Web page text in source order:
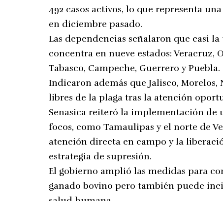
492 casos activos, lo que representa
en diciembre pasado.
Las dependencias señalaron que casi
concentra en nueve estados: Veracruz,
Tabasco, Campeche, Guerrero y Puebla.
Indicaron además que Jalisco, Morelos,
libres de la plaga tras la atención
Senasica reiteró la implementación de
focos, como Tamaulipas y el norte de
atención directa en campo y la
estrategia de supresión.
El gobierno amplió las medidas para
ganado bovino pero también puede